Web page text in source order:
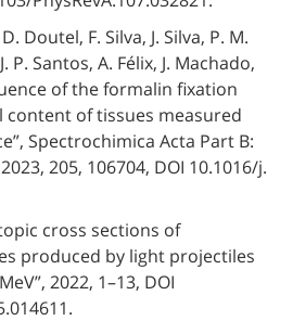
Doutel, F. Silva, J. Silva, P. M.
P. Santos, A. Félix, J. Machado,
of the formalin fixation
of tissues measured
Spectrochimica Acta Part B:
205, 106704, DOI 10.1016/j.
cross sections of
produced by light projectiles
MeV”, 2022, 1–13, DOI